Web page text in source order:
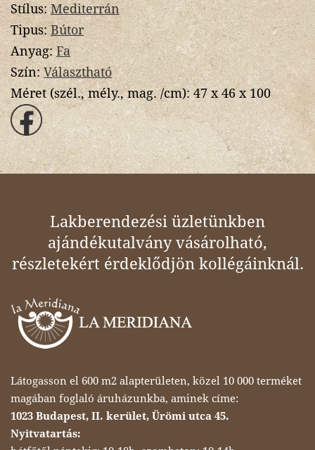
Stílus:Mediterrán
Tipus:Bútor
Anyag:Fa
Szín: Választható
Méret (szél., mély., mag. /cm):47 x 46 x 100
Lakberendezési üzletünkben
ajándékutalvány vásárolható,
részletekért érdeklődjön kollégáinknál.
Látogasson el 600 m2 alapterületen, közel 10 000 terméket
magában foglaló áruházunkba, aminek címe:
1023 Budapest, II. kerület, Ürömi utca 45.
Nyitvatartás: